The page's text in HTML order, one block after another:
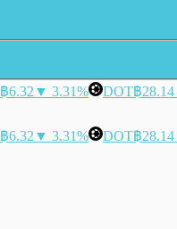
฿6.32 ▼ 3.31% DOT฿28.14
฿6.32 ▼ 3.31% DOT฿28.14